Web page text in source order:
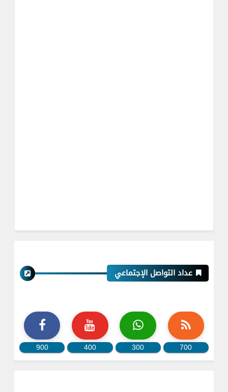
عداد التواصل الإجتماعي
700
300
400
900